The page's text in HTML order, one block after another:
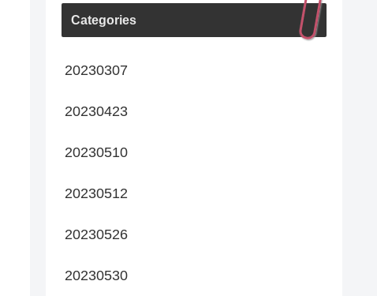
Categories
20230307
20230423
20230510
20230512
20230526
20230530